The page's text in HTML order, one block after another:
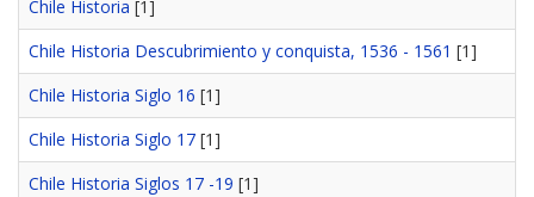
Chile Historia [1]
Chile Historia Descubrimiento y conquista, 1536 - 1561 [1]
Chile Historia Siglo 16 [1]
Chile Historia Siglo 17 [1]
Chile Historia Siglos 17 -19 [1]